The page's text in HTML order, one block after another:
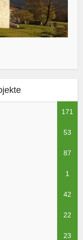
171
53
87
1
42
22
23